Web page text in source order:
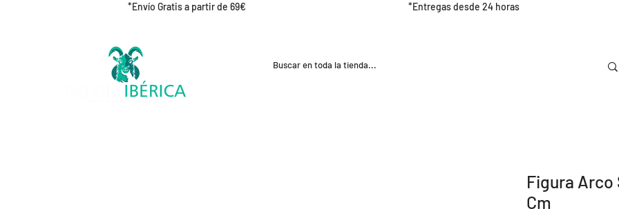
*Envío Gratis a partir de 69€ *Entregas desde 24 horas
Figura Arco
Cm